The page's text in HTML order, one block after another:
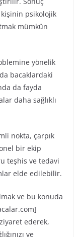
psikolojik
mümkün
yönelik
bacaklardaki
da fayda
daha sağlıklı
nokta, çarpık
bir ekip
teşhis ve tedavi
elde edilebilir.
ve bu konuda
ederek,
ve